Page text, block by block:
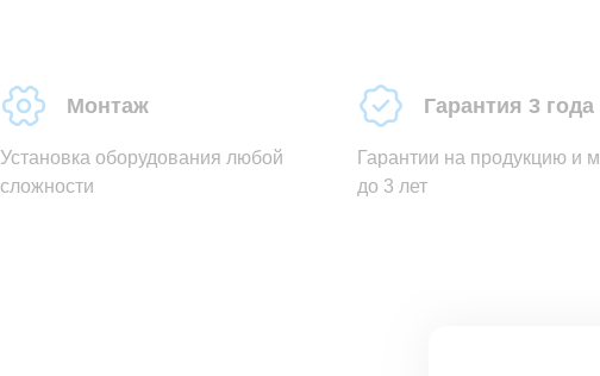
Монтаж
Установка оборудования любой
сложности
Гарантия 3 года
Гарантии на продукцию и
до 3 лет